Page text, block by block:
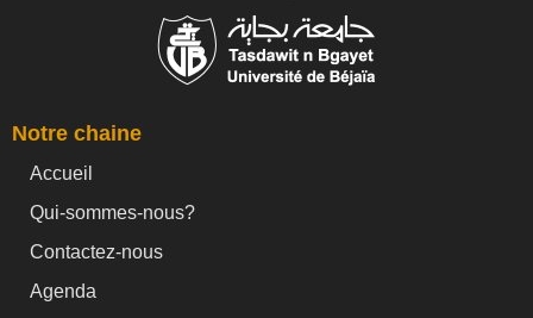
Notre chaine
Accueil
Qui-sommes-nous?
Contactez-nous
Agenda